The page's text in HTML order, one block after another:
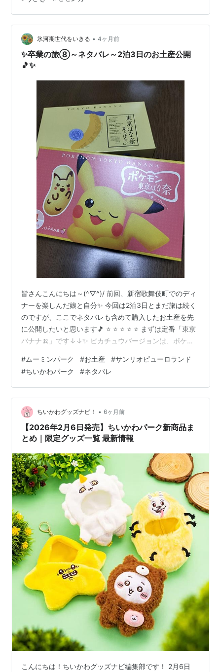
↓↓✨ いました～、ちいかわファミリー💕 もう平日とは
思えないくらい、大人気のパーク💕 ちいかわのお部屋で
す↓↓✨ 窓には時々、邪魔者（？）が現れてうるさく邪
魔してきます💦 出た～、くりまんじゅう(⋈◍＞◡＜◍…
氷河期世代をいきる • 4ヶ月前
✨卒業の旅⑧～ネタバレ～2泊3日のお土産公開
🎵✨
皆さんこんにちは～(^▽^)/ 前回、新宿歌舞伎町でのディ
ナーを楽しんだ娘と自分✨ 今回は2泊3日とまだ旅は続く
のですが、ここでネタバレも含めて購入したお土産を先
に公開したいと思います🎵 ⭐ ⭐ ⭐ ⭐ ⭐ まずは定番「東京
バナナ🍌」です↓↓✨ ピカチュウバージョンは、ポケモ
で娘が自分用に購入した「カレースプーン」です↓↓✨
こちらは、友人などバラまき用にいくつか購入したお菓
子達です🎵↓↓✨ ムーミンパークのお土産は、どれも可
愛すぎてついつい買いすぎました💦 そしてこちらは祖父
母用の湯飲みです↓↓✨ 最近帰省した際に「湯飲みが割
れた💦」と別々…
#ムーミンパーク #お土産 #サンリオピューロランド
#ちいかわパーク #ネタバレ
ちいかわグッズナビ！ • 6ヶ月前
【2026年2月6日発売】ちいかわパーク新商品ま
とめ｜限定グッズ一覧 最新情報
こんにちは！ちいかわグッズナビ編集部です！ 2月6日